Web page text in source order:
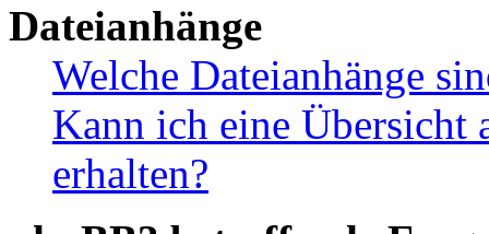
Dateianhänge
Welche Dateianhänge
Kann ich eine Übersicht
erhalten?